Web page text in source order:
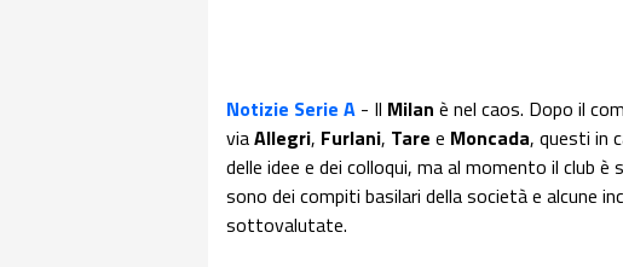
Notizie Serie A - Il Milan è nel caos. Dopo il
viaAllegri, Furlani, Tare e Moncada, questi in
delle idee e dei colloqui, ma al momento il club
sono dei compiti basilari della società e alcune
sottovalutate.